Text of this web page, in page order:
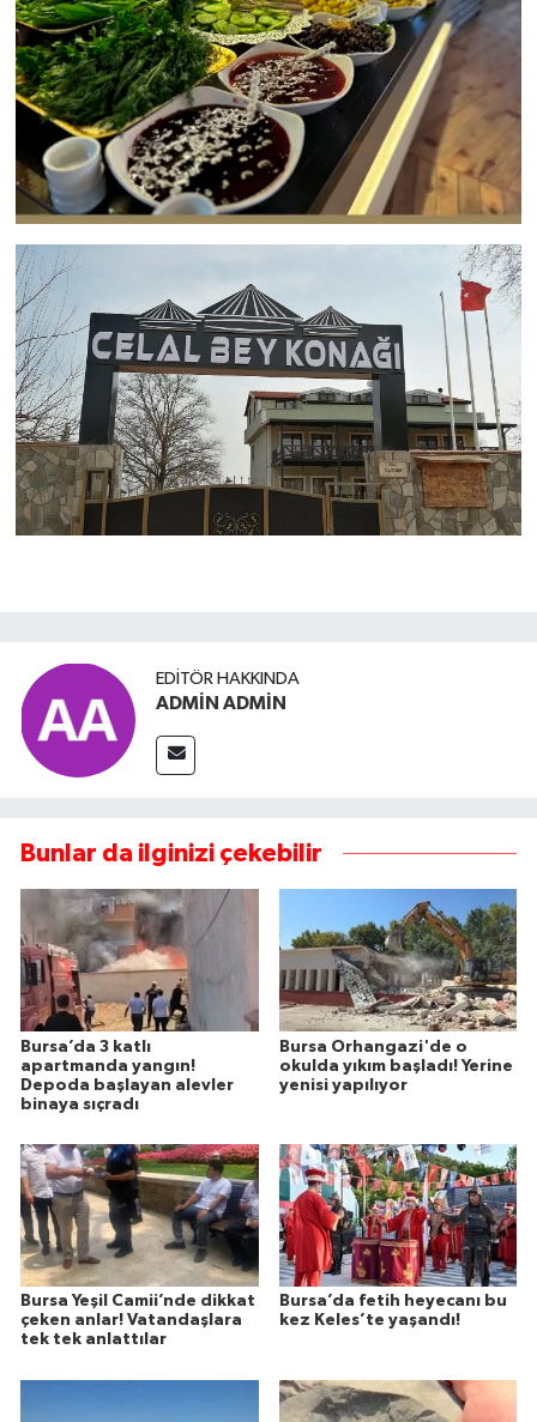
EDITÖR HAKKINDA
ADMİN ADMİN
Bunlar da ilginizi çekebilir
Bursa’da 3 katlı
apartmanda yangın!
Depoda başlayan alevler
binaya sıçradı
Bursa Orhangazi'de o
okulda yıkım başladı! Yerine
yenisi yapılıyor
Bursa Yeşil Camii’nde dikkat
çeken anlar! Vatandaşlara
tek tek anlattılar
Bursa’da fetih heyecanı bu
kez Keles’te yaşandı!